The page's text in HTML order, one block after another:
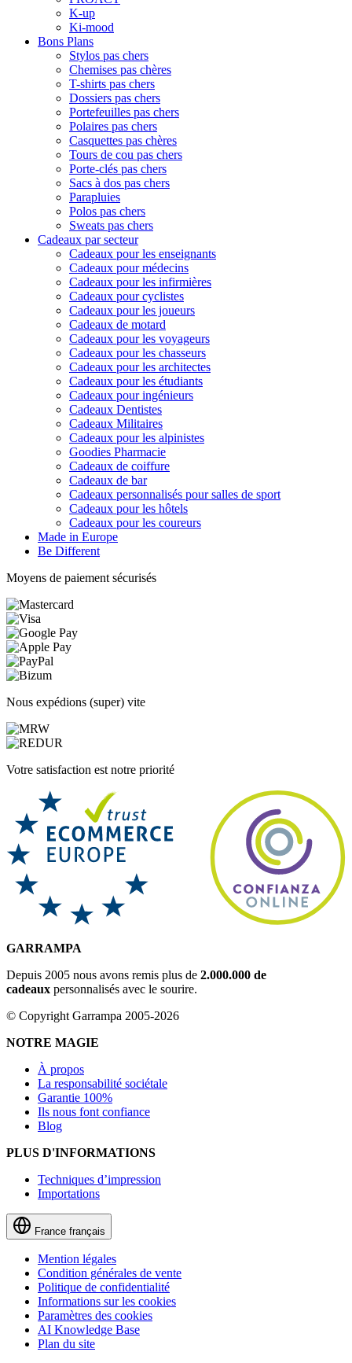
K-up
Ki-mood
Bons Plans
Stylos pas chers
Chemises pas chères
T-shirts pas chers
Dossiers pas chers
Portefeuilles pas chers
Polaires pas chers
Casquettes pas chères
Tours de cou pas chers
Porte-clés pas chers
Sacs à dos pas chers
Parapluies
Polos pas chers
Sweats pas chers
Cadeaux par secteur
Cadeaux pour les enseignants
Cadeaux pour médecins
Cadeaux pour les infirmières
Cadeaux pour cyclistes
Cadeaux pour les joueurs
Cadeaux de motard
Cadeaux pour les voyageurs
Cadeaux pour les chasseurs
Cadeaux pour les architectes
Cadeaux pour les étudiants
Cadeaux pour ingénieurs
Cadeaux Dentistes
Cadeaux Militaires
Cadeaux pour les alpinistes
Goodies Pharmacie
Cadeaux de coiffure
Cadeaux de bar
Cadeaux personnalisés pour salles de sport
Cadeaux pour les hôtels
Cadeaux pour les coureurs
Made in Europe
Be Different
Moyens de paiement sécurisés
Nous expédions (super) vite
Votre satisfaction est notre priorité
GARRAMPA
Depuis 2005 nous avons remis plus de 2.000.000 de
cadeaux personnalisés avec le sourire.
© Copyright Garrampa 2005-2026
NOTRE MAGIE
À propos
La responsabilité sociétale
Garantie 100%
Ils nous font confiance
Blog
PLUS D'INFORMATIONS
Techniques d’impression
Importations
France français
Mention légales
Condition générales de vente
Politique de confidentialité
Informations sur les cookies
Paramètres des cookies
AI Knowledge Base
Plan du site